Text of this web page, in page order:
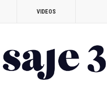
VIDEOS